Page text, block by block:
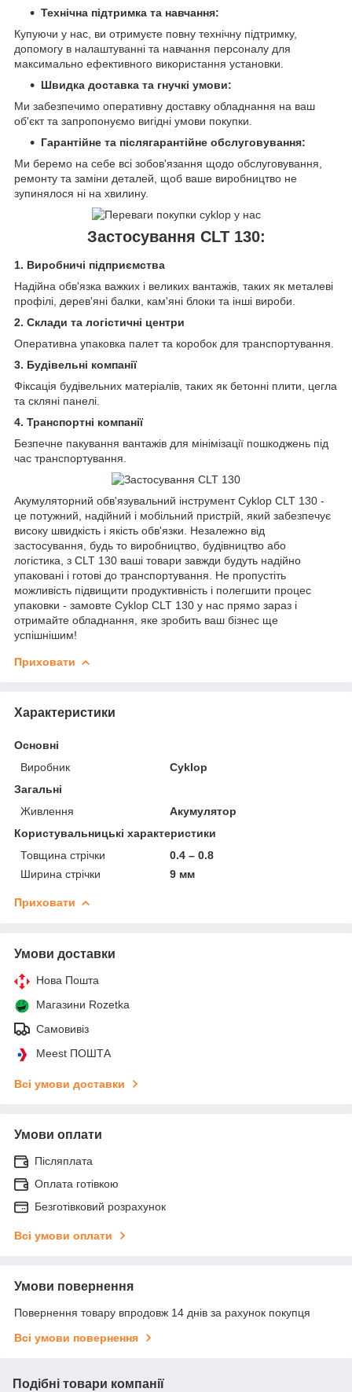
Технічна підтримка та навчання:
Купуючи у нас, ви отримуєте повну технічну підтримку,
допомогу в налаштуванні та навчання персоналу для
максимально ефективного використання установки.
Швидка доставка та гнучкі умови:
Ми забезпечимо оперативну доставку обладнання на ваш
об'єкт та запропонуємо вигідні умови покупки.
Гарантійне та післягарантійне обслуговування:
Ми беремо на себе всі зобов'язання щодо обслуговування,
ремонту та заміни деталей, щоб ваше виробництво не
зупинялося ні на хвилину.
Застосування CLT 130:
1. Виробничі підприємства
Надійна обв'язка важких і великих вантажів, таких як металеві
профілі, дерев'яні балки, кам'яні блоки та інші вироби.
2. Склади та логістичні центри
Оперативна упаковка палет та коробок для транспортування.
3. Будівельні компанії
Фіксація будівельних матеріалів, таких як бетонні плити, цегла
та скляні панелі.
4. Транспортні компанії
Безпечне пакування вантажів для мінімізації пошкоджень під
час транспортування.
Акумуляторний обв'язувальний інструмент Cyklop CLT 130 -
це потужний, надійний і мобільний пристрій, який забезпечує
високу швидкість і якість обв'язки. Незалежно від
застосування, будь то виробництво, будівництво або
логістика, з CLT 130 ваші товари завжди будуть надійно
упаковані і готові до транспортування. Не пропустіть
можливість підвищити продуктивність і полегшити процес
упаковки - замовте Cyklop CLT 130 у нас прямо зараз і
отримайте обладнання, яке зробить ваш бізнес ще
успішнішим!
Приховати
Характеристики
Основні
Виробник
Cyklop
Загальні
Живлення
Акумулятор
Користувальницькі характеристики
Товщина стрічки
0.4 – 0.8
Ширина стрічки
9 мм
Приховати
Умови доставки
Нова Пошта
Магазини Rozetka
Самовивіз
Meest ПОШТА
Всі умови доставки
Умови оплати
Післяплата
Оплата готівкою
Безготівковий розрахунок
Всі умови оплати
Умови повернення
Повернення товару впродовж 14 днів за рахунок покупця
Всі умови повернення
Подібні товари компанії